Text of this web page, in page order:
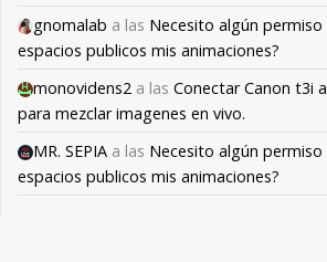
gnomalab a las Necesito algún
espacios publicos mis animaciones?
monovidens2 a las Conectar Canon t3i
para mezclar imagenes en vivo.
MR. SEPIA a las Necesito algún
espacios publicos mis animaciones?